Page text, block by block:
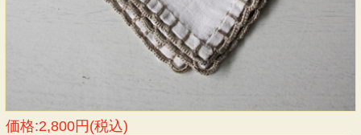
価格:2,800円(税込)